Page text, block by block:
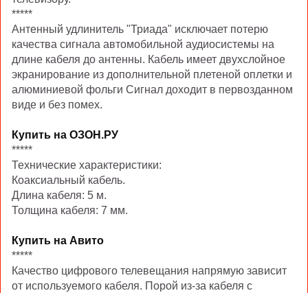
*****
Антенный удлинитель "Триада" исключает потерю
качества сигнала автомобильной аудиосистемы на
длине кабеля до антенны. Кабель имеет двухслойное
экранирование из дополнительной плетеной оплетки и
алюминиевой фольги Сигнал доходит в первозданном
виде и без помех.
Купить на ОЗОН.РУ
*****
Технические характеристики:
Коаксиальный кабель.
Длина кабеля: 5 м.
Толщина кабеля: 7 мм.
Купить на Авито
*****
Качество цифрового телевещания напрямую зависит
от используемого кабеля. Порой из-за кабеля с